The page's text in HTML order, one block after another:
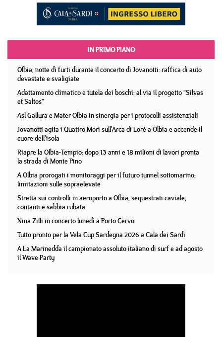
IN PRIMO PIANO
Olbia, notte di furti durante il concerto di Jovanotti: raffica di auto
devastate e svaligiate
Adattamento climatico e tutela dei boschi: al via il progetto “Silvas
et Saltos”
Asl Gallura e Mater Olbia in sinergia per i protocolli assistenziali
Jovanotti agita i Quattro Mori sull'Arca di Lorè a Olbia e accende il
cuore dell'isola
Riapre la Olbia-Tempio: dopo 13 anni e 18 milioni di lavori pronta
la strada di Monte Pino
A Olbia prorogati i monitoraggi per il futuro tunnel sottomarino:
limitazioni sulle sopraelevate
Stretta sui controlli in aeroporto a Olbia, sequestrati caviale,
contanti e sabbia rubata
Nina Zilli in concerto lunedì a Porto Cervo
Tutto pronto per la Vela Cup Sardegna 2026 a Cala dei Sardi
A La Marinedda il campionato assoluto italiano di surf e ad agosto
il Wave Party